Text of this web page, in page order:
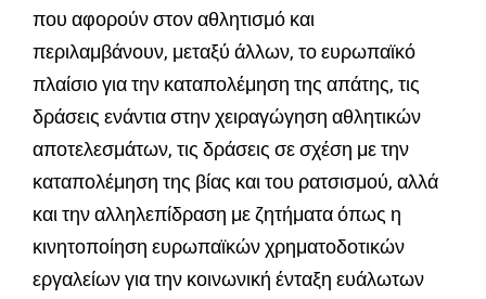
που αφορούν στον αθλητισμό και
περιλαμβάνουν, μεταξύ άλλων, το ευρωπαϊκό
πλαίσιο για την καταπολέμηση της απάτης, τις
δράσεις ενάντια στην χειραγώγηση αθλητικών
αποτελεσμάτων, τις δράσεις σε σχέση με την
καταπολέμηση της βίας και του ρατσισμού, αλλά
και την αλληλεπίδραση με ζητήματα όπως η
κινητοποίηση ευρωπαϊκών χρηματοδοτικών
εργαλείων για την κοινωνική ένταξη ευάλωτων